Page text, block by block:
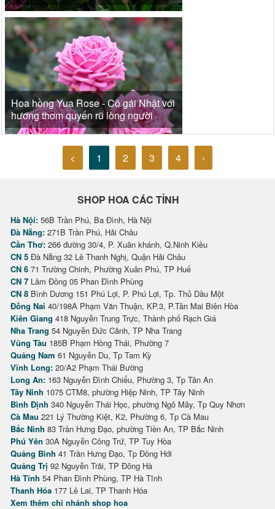
Hoa hồng Yua Rose - Cô gái Nhật với
hương thơm quyến rũ lòng người
< 1 2 3 4 ›
SHOP HOA CÁC TỈNH
Hà Nội: 56B Trần Phú, Ba Đình, Hà Nội
Đà Nẵng: 271B Trần Phú, Hải Châu
Cần Thơ: 266 đường 30/4, P. Xuân khánh, Q.Ninh Kiều
CN 5 Đà Nẵng 32 Lê Thanh Nghị, Quận Hải Châu
CN 6 71 Trường Chinh, Phường Xuân Phú, TP Huế
CN 7 Lâm Đồng 05 Phan Đình Phùng
CN 8 Bình Dương 151 Phú Lợi, P. Phú Lợi, Tp. Thủ Dầu Một
Đồng Nai 40/198A Phạm Văn Thuận, KP.3, P.Tân Mai Biên Hòa
Kiên Giang 418 Nguyễn Trung Trực, Thành phố Rạch Giá
Nha Trang 54 Nguyễn Đức Cảnh, TP Nha Trang
Vũng Tàu 185B Phạm Hồng Thái, Phường 7
Quảng Nam 61 Nguyễn Du, Tp Tam Kỳ
Vĩnh Long: 20/A2 Phạm Thái Bường
Long An: 163 Nguyễn Đình Chiểu, Phường 3, Tp Tân An
Tây Ninh 1075 CTM8, phường Hiệp Ninh, TP Tây Ninh
Bình Định 340 Nguyễn Thái Học, phường Ngô Mây, Tp Quy Nhơn
Cà Mau 221 Lý Thường Kiệt, K2, Phường 6, Tp Cà Mau
Bắc Ninh 83 Trần Hưng Đạo, phường Tiền An, TP Bắc Ninh
Phú Yên 30A Nguyễn Công Trứ, TP Tuy Hòa
Quảng Bình 41 Trần Hưng Đạo, Tp Đồng Hới
Quảng Trị 92 Nguyễn Trãi, TP Đông Hà
Hà Tĩnh 54 Phan Đình Phùng, TP Hà Tĩnh
Thanh Hóa 177 Lê Lai, TP Thanh Hóa
Xem thêm chi nhánh shop hoa